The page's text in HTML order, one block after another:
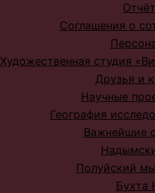
Соглашения о
Художественная студия
Друзья и
Научные
География
Важнейшие
Полуйский
Бухта